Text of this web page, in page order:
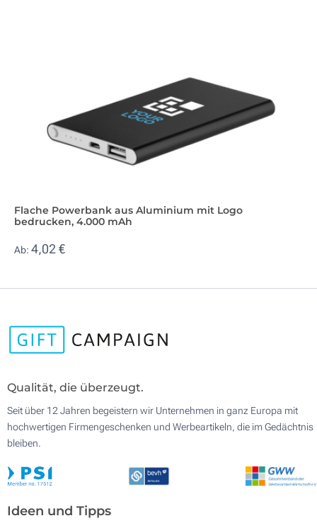
Flache Powerbank aus Aluminium mit Logo
bedrucken, 4.000 mAh
Ab: 4,02 €
Qualität, die überzeugt.
Seit über 12 Jahren begeistern wir Unternehmen in ganz Europa mit
hochwertigen Firmengeschenken und Werbeartikeln, die im Gedächtnis
bleiben.
Ideen und Tipps